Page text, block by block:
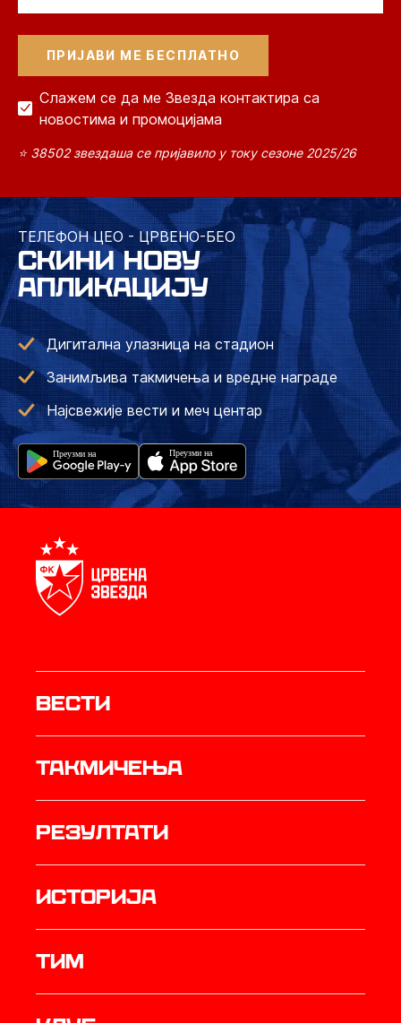
Слажем се да ме Звезда контактира са
новостима и промоцијама
⭐ 38502 звездаша се пријавило у току сезоне 2025/26
ТЕЛЕФОН ЦЕО - ЦРВЕНО-БЕО
СКИНИ НОВУ
АПЛИКАЦИЈУ
Дигитална улазница на стадион
Занимљива такмичења и вредне награде
Најсвежије вести и меч центар
Вести
Такмичења
резултати
историја
ТИМ